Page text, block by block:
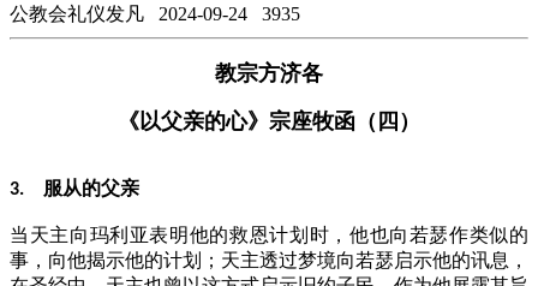
公教会礼仪发凡 2024-09-24 3935
教宗方济各
《以父亲的心》宗座牧函（四）
3. 服从的父亲
当天主向玛利亚表明他的救恩计划时，他也向若瑟作类似的
事，向他揭示他的计划；天主透过梦境向若瑟启示他的讯息，